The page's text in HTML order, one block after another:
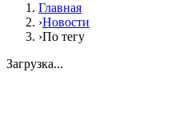
Главная
›Новости
›По тегу
Загрузка...